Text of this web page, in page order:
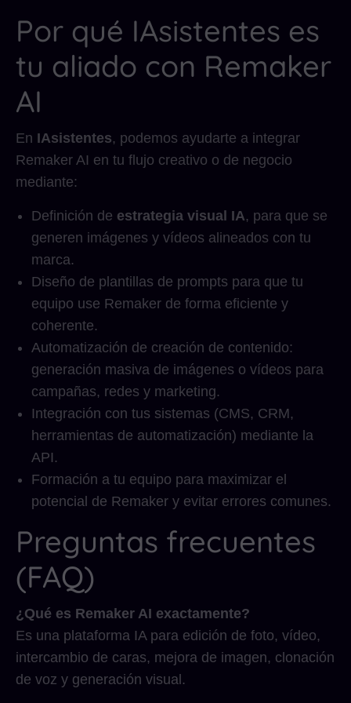
Por qué IAsistentes es
tu aliado con Remaker
AI
En IAsistentes, podemos ayudarte a integrar
Remaker AI en tu flujo creativo o de negocio
mediante:
Definición de estrategia visual IA, para que se
generen imágenes y vídeos alineados con tu
marca.
Diseño de plantillas de prompts para que tu
equipo use Remaker de forma eficiente y
coherente.
Automatización de creación de contenido:
generación masiva de imágenes o vídeos para
campañas, redes y marketing.
Integración con tus sistemas (CMS, CRM,
herramientas de automatización) mediante la
API.
Formación a tu equipo para maximizar el
potencial de Remaker y evitar errores comunes.
Preguntas frecuentes
(FAQ)
¿Qué es Remaker AI exactamente?
Es una plataforma IA para edición de foto, vídeo,
intercambio de caras, mejora de imagen, clonación
de voz y generación visual.